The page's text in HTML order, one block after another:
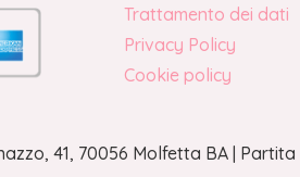
Trattamento dei dati
Privacy Policy
Cookie policy
41, 70056 Molfetta BA | Partita